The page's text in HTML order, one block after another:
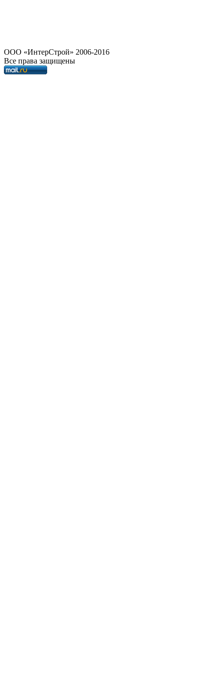
OOO «ИнтерСтрой» 2006-2016
Все права защищены